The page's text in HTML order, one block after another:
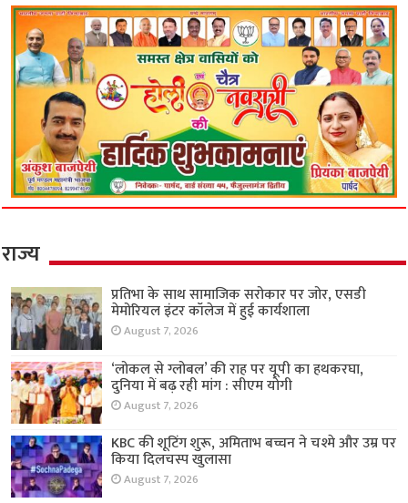
राज्य
प्रतिभा के साथ सामाजिक सरोकार पर जोर, एसडी
मेमोरियल इंटर कॉलेज में हुई कार्यशाला
August 7, 2026
‘लोकल से ग्लोबल’ की राह पर यूपी का हथकरघा,
दुनिया में बढ़ रही मांग : सीएम योगी
August 7, 2026
KBC की शूटिंग शुरू, अमिताभ बच्चन ने चश्मे और उम्र पर
किया दिलचस्प खुलासा
August 7, 2026